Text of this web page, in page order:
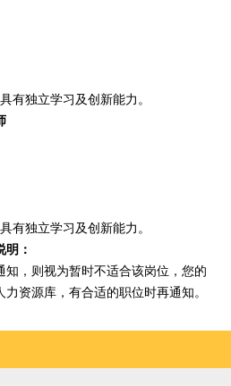
有独立学习及创新能力。
有独立学习及创新能力。
明：
知，则视为暂时不适合该岗位，您的
资源库，有合适的职位时再通知。